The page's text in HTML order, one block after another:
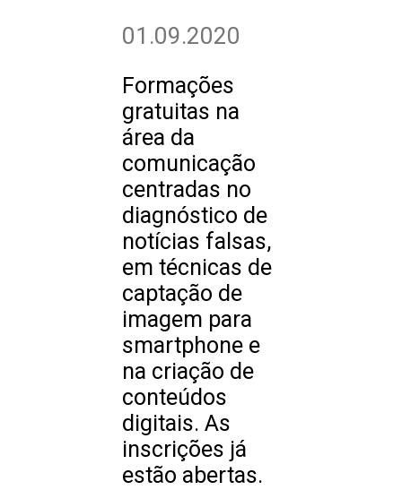
01.09.2020
Formações
gratuitas na
área da
comunicação
centradas no
diagnóstico de
notícias falsas,
em técnicas de
captação de
imagem para
smartphone e
na criação de
conteúdos
digitais. As
inscrições já
estão abertas.